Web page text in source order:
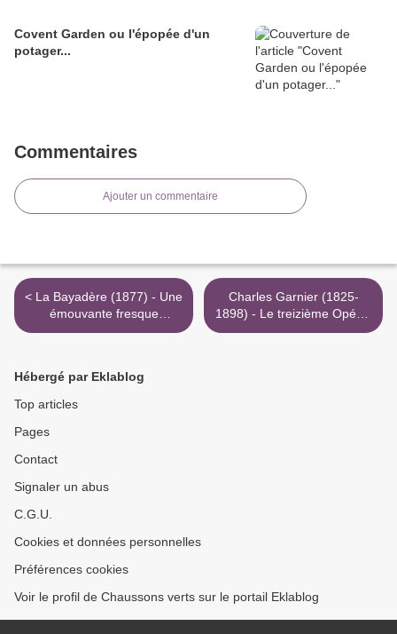
Covent Garden ou l'épopée d'un
potager...
Commentaires
Ajouter un commentaire
< La Bayadère (1877) - Une
émouvante fresque
orientale
Charles Garnier (1825-
1898) - Le treizième Opéra.
>
Hébergé par Eklablog
Top articles
Pages
Contact
Signaler un abus
C.G.U.
Cookies et données personnelles
Préférences cookies
Voir le profil de Chaussons verts sur le portail Eklablog